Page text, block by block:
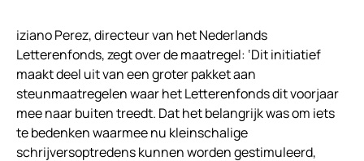
iziano Perez, directeur van het Nederlands
Letterenfonds, zegt over de maatregel: ‘Dit initiatief
maakt deel uit van een groter pakket aan
steunmaatregelen waar het Letterenfonds dit voorjaar
mee naar buiten treedt. Dat het belangrijk was om iets
te bedenken waarmee nu kleinschalige
schrijversoptredens kunnen worden gestimuleerd,